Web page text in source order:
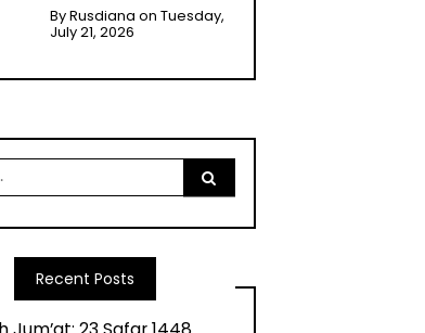
ByRusdiana on Tuesday,
July 21, 2026
Recent Posts